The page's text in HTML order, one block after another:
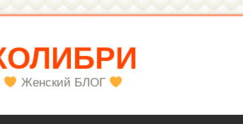
Женский БЛОГ